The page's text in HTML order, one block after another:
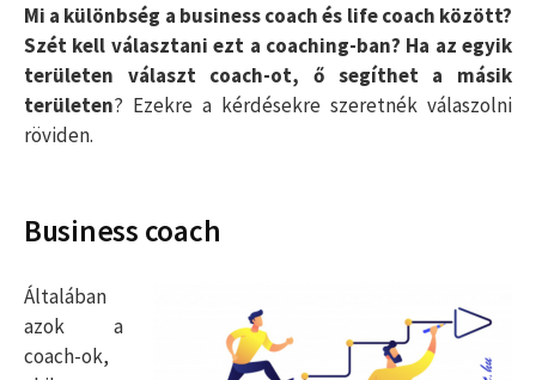
Mi a különbség a business coach és life coach között?
Szét kell választani ezt a coaching-ban? Ha az egyik
területen választ coach-ot, ő segíthet a másik
területen? Ezekre a kérdésekre szeretnék válaszolni
röviden.
Business coach
Általában
azok a
coach-ok,